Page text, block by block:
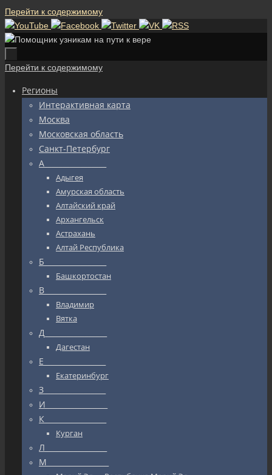
Перейти к содержимому
Перейти к содержимому
Регионы
Интерактивная карта
Москва
Московская область
Санкт-Петербург
А_________________
Адыгея
Амурская область
Алтайский край
Архангельск
Астрахань
Алтай Республика
Б_________________
Башкортостан
В_________________
Владимир
Вятка
Д_________________
Дагестан
Е_________________
Екатеринбург
З_________________
И_________________
К_________________
Курган
Л_________________
М_________________